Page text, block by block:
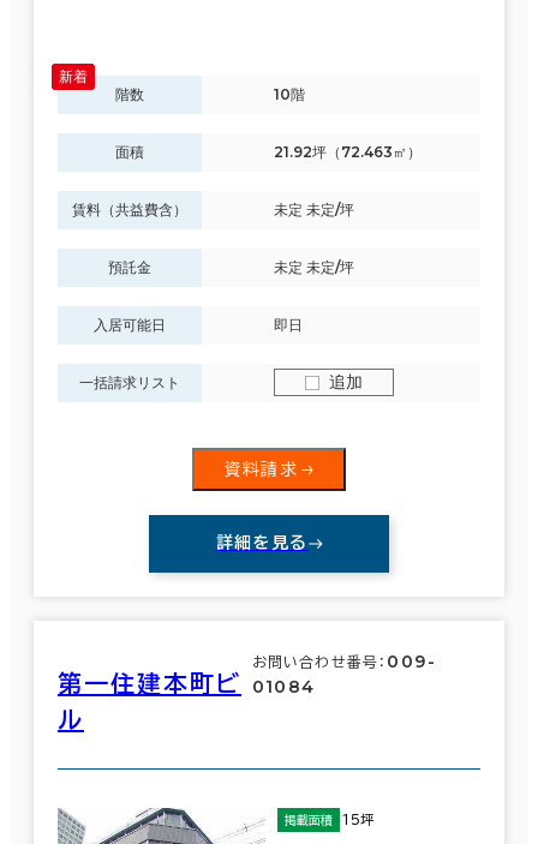
階数 10階
面積 21.92坪（72.463㎡）
賃料（共益費含） 未定 未定/坪
預託金 未定 未定/坪
入居可能日 即日
一括請求リスト 追加
資料請求
詳細を見る
第一住建本町ビ
ル
お問い合わせ番号： 009-
01084
掲載面積 15坪